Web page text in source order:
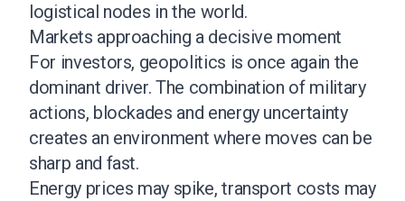
logistical nodes in the world.
Markets approaching a decisive moment
For investors, geopolitics is once again the
dominant driver. The combination of military
actions, blockades and energy uncertainty
creates an environment where moves can be
sharp and fast.
Energy prices may spike, transport costs may